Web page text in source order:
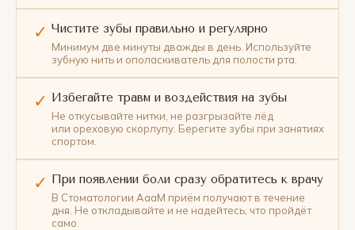
✓ Чистите зубы правильно и регулярно
Минимум две минуты дважды в день. Используйте
зубную нить и ополаскиватель для полости рта.
✓ Избегайте травм и воздействия на зубы
Не откусывайте нитки, не разгрызайте лёд
или ореховую скорлупу. Берегите зубы при занятиях
спортом.
✓ При появлении боли сразу обратитесь к врачу
В Стоматологии АааМ приём получают в течение
дня. Не откладывайте и не надейтесь, что пройдёт
само.